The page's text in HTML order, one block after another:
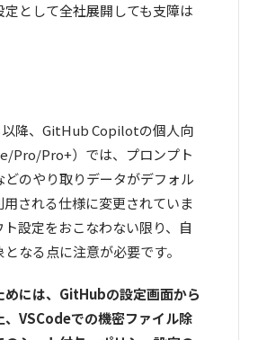
として全社展開しても支障は
以降、GitHub Copilotの個人向
Pro/Pro+）では、プロンプト
どのやり取りデータがデフォル
用される仕様に変更されていま
ト設定をおこなわない限り、自
なる点に注意が必要です。
めには、GitHubの設定画面から
、VSCodeでの機密ファイル除